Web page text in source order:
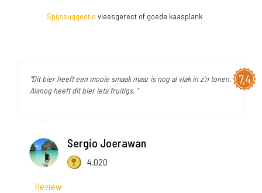
Spijssuggestie vleesgerect of goede kaasplank
7,4
"Dit bier heeft een mooie smaak maar is nog al vlak in z’n tonen.
Alsnog heeft dit bier iets fruitigs. "
Sergio Joerawan
4.020
Review